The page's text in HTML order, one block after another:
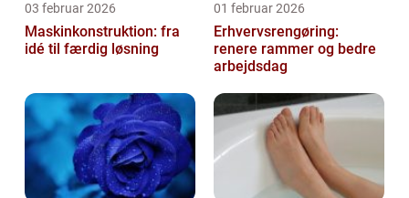
03 februar 2026
Maskinkonstruktion: fra
idé til færdig løsning
01 februar 2026
Erhvervsrengøring:
renere rammer og bedre
arbejdsdag